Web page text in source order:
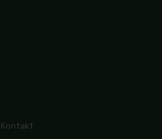
Kontakt